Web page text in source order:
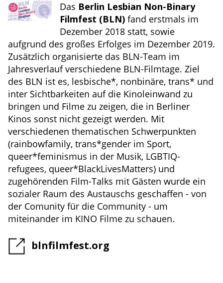
Das Berlin Lesbian Non-Binary
Filmfest (BLN) fand erstmals im
Dezember 2018 statt, sowie
aufgrund des großes Erfolges im Dezember 2019.
Zusätzlich organisierte das BLN-Team im
Jahresverlauf verschiedene BLN-Filmtage. Ziel
des BLN ist es, lesbische*, nonbinäre, trans* und
inter Sichtbarkeiten auf die Kinoleinwand zu
bringen und Filme zu zeigen, die in Berliner
Kinos sonst nicht gezeigt werden. Mit
verschiedenen thematischen Schwerpunkten
(rainbowfamily, trans*gender im Sport,
queer*feminismus in der Musik, LGBTIQ-
refugees, queer*BlackLivesMatters) und
zugehörenden Film-Talks mit Gästen wurde ein
sozialer Raum des Austauschs geschaffen - von
der Comunity für die Community - um
miteinander im KINO Filme zu schauen.
blnfilmfest.org